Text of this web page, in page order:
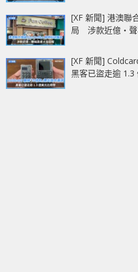
[XF 新聞] 港澳聯
局 涉款近億‧聲
[XF 新聞]
黑客已盜走逾 1.3